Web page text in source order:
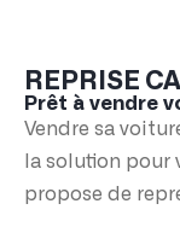
REPRISE
Prêt à vendre
Vendre sa
la solution pour
propose de